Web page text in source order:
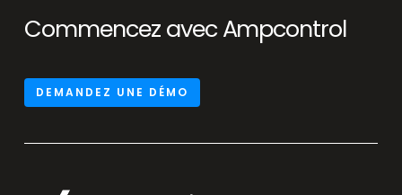
Commencez avec Ampcontrol
DEMANDEZ UNE DÉMO